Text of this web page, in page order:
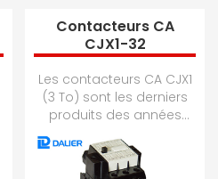
Contacteurs CA
CJX1-32
Les contacteurs CA CJX1
(3 To) sont les derniers
produits des années
1990. Les produits de la
série conviennent à une
fréquen...